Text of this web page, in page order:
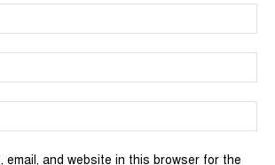
email, and website in this browser for the